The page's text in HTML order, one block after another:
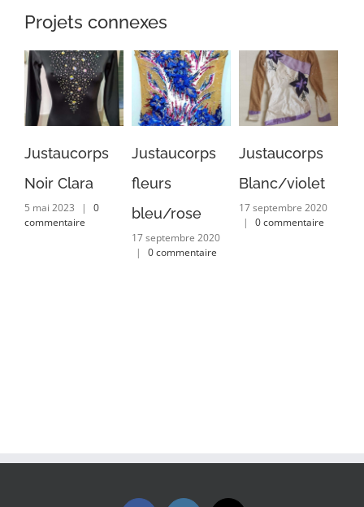
Projets connexes
Justaucorps
Noir Clara
5 mai 2023 |
0
commentaire
Justaucorps
fleurs
bleu/rose
17 septembre 2020
|
0 commentaire
Justaucorps
Blanc/violet
17 septembre 2020
|
0 commentaire